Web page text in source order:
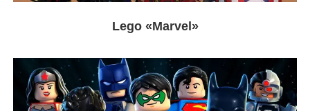
Lego «Marvel»